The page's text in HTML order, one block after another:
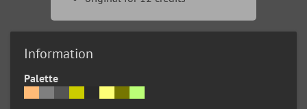
Information
Palette